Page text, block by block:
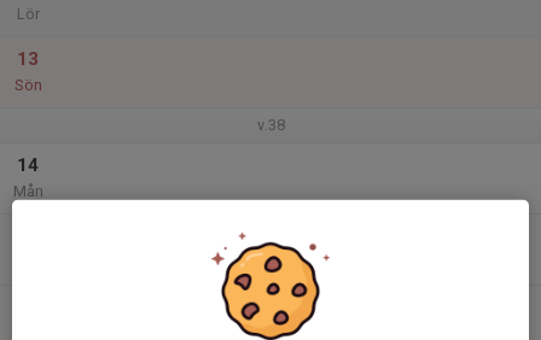
Lör
13
Sön
v.38
14
Mån
Fotbollsträning